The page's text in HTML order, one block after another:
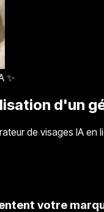
✨
d'un
de visages IA
votre